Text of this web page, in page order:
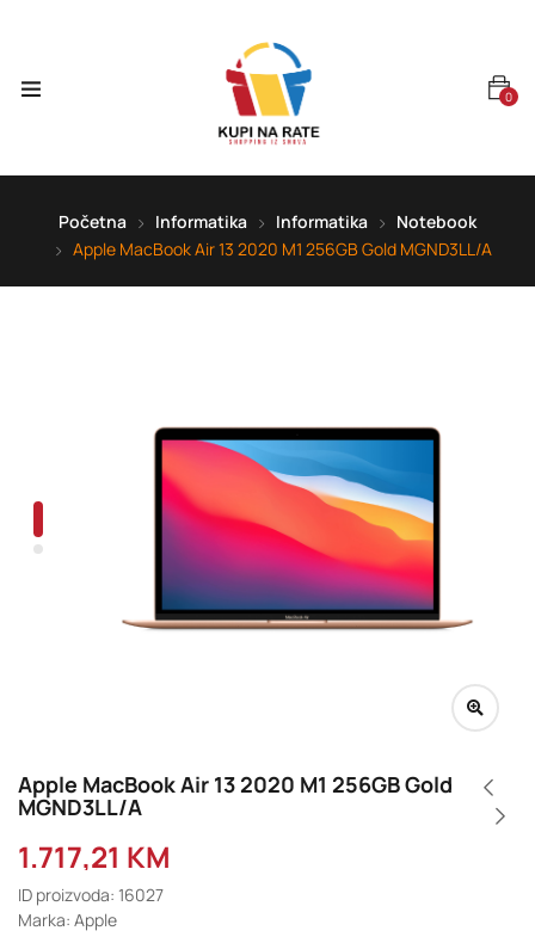
0
Početna Informatika Informatika
Notebook
Apple MacBook Air 13 2020 M1 256GB Gold MGND3LL/A
Apple MacBook Air 13 2020 M1 256GB Gold
MGND3LL/A
1.717,21 KM
ID proizvoda: 16027
Marka: Apple